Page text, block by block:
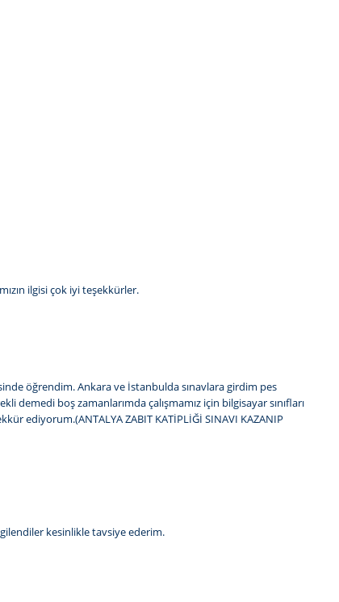
ilgisi çok iyi teşekkürler.
öğrendim. Ankara ve İstanbulda sınavlara girdim pes
boş zamanlarımda çalışmamız için bilgisayar sınıfları
ediyorum.(ANTALYA ZABIT KATİPLİĞİ SINAVI KAZANIP
kesinlikle tavsiye ederim.